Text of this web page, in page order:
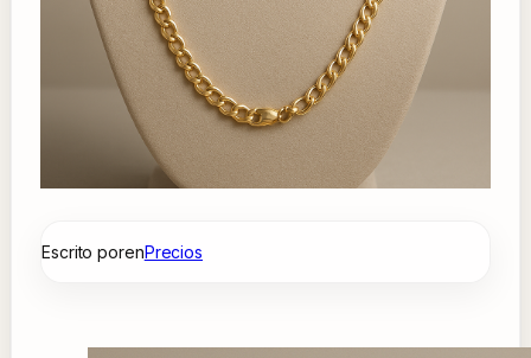
Escrito porenPrecios